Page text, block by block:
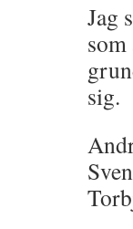
Jag
sig.